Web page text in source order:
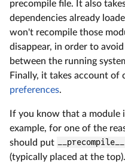
precompile file. It also
dependencies already
won't recompile those
disappear, in order to
between the running
Finally, it takes account of
preferences.
If you know that a module
example, for one of the
should put
(typically placed at the